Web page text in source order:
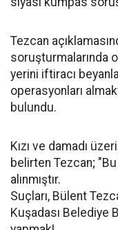
Tezcan
soruşturmalarında
yerini iftiracı
operasyonları
bulundu.
Kızı ve damadı
belirten Tezcan;
alınmıştır.
Suçları, Bülent
Kuşadası Belediye